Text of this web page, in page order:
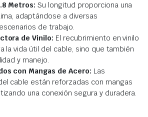
Metros: Su longitud proporciona una
adaptándose a diversas
de trabajo.
de Vinilo: El recubrimiento en vinilo
la vida útil del cable, sino que también
y manejo.
con Mangas de Acero: Las
cable están reforzadas con mangas
una conexión segura y duradera.